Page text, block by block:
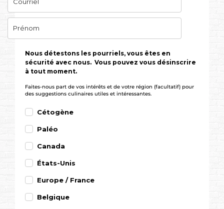
Nous détestons les pourriels, vous êtes en
sécurité avec nous. Vous pouvez vous désinscrire
à tout moment.
Faites-nous part de vos intérêts et de votre région (facultatif) pour
des suggestions culinaires utiles et intéressantes.
Cétogène
Paléo
Canada
États-Unis
Europe / France
Belgique